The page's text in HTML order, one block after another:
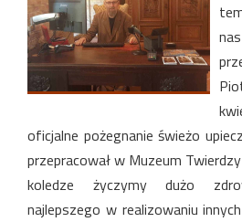
oficjalne pożegnanie świeżo
przepracował w Muzeum
koledze życzymy dużo
najlepszego w realizowaniu